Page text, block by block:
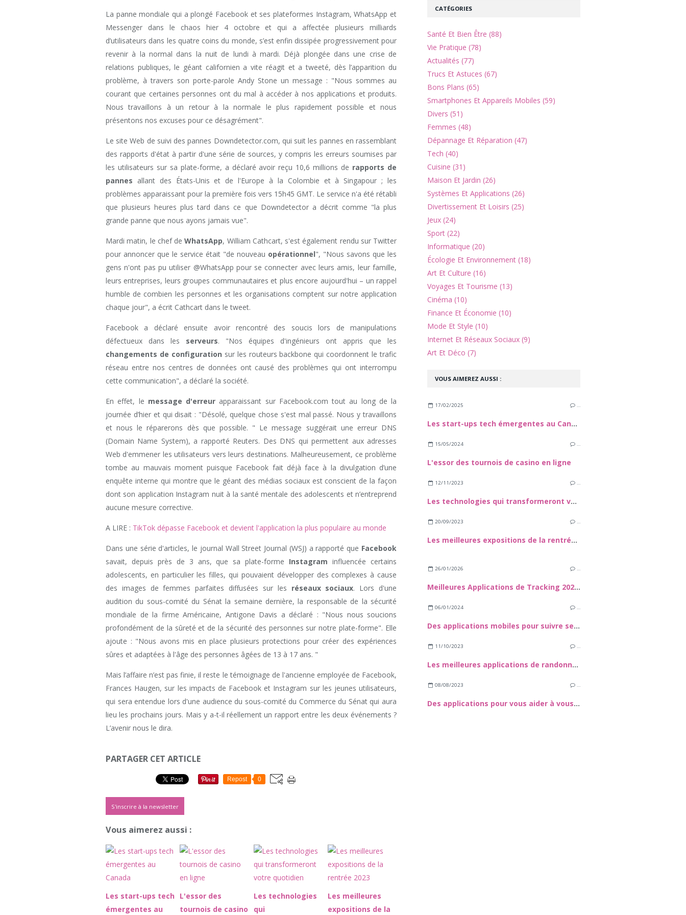
La panne mondiale qui a plongé Facebook et ses plateformes Instagram, WhatsApp et
Messenger dans le chaos hier 4 octobre et qui a affectée plusieurs milliards
d’utilisateurs dans les quatre coins du monde, s’est enfin dissipée progressivement pour
revenir à la normal dans la nuit de lundi à mardi. Déjà plongée dans une crise de
relations publiques, le géant californien a vite réagit et a tweeté, dès l’apparition du
problème, à travers son porte-parole Andy Stone un message : "Nous sommes au
courant que certaines personnes ont du mal à accéder à nos applications et produits.
Nous travaillons à un retour à la normale le plus rapidement possible et nous
présentons nos excuses pour ce désagrément".
Le site Web de suivi des pannes Downdetector.com, qui suit les pannes en rassemblant
des rapports d'état à partir d'une série de sources, y compris les erreurs soumises par
les utilisateurs sur sa plate-forme, a déclaré avoir reçu 10,6 millions de rapports de
pannes allant des États-Unis et de l'Europe à la Colombie et à Singapour ; les
problèmes apparaissant pour la première fois vers 15h45 GMT. Le service n'a été rétabli
que plusieurs heures plus tard dans ce que Downdetector a décrit comme "la plus
grande panne que nous ayons jamais vue".
Mardi matin, le chef deWhatsApp, William Cathcart, s'est également rendu sur Twitter
pour annoncer que le service était "de nouveau opérationnel", "Nous savons que les
gens n'ont pas pu utiliser @WhatsApp pour se connecter avec leurs amis, leur famille,
leurs entreprises, leurs groupes communautaires et plus encore aujourd'hui – un rappel
humble de combien les personnes et les organisations comptent sur notre application
chaque jour", a écrit Cathcart dans le tweet.
Facebook a déclaré ensuite avoir rencontré des soucis lors de manipulations
défectueux dans les serveurs. "Nos équipes d'ingénieurs ont appris que les
changements de configuration sur les routeurs backbone qui coordonnent le trafic
réseau entre nos centres de données ont causé des problèmes qui ont interrompu
cette communication", a déclaré la société.
En effet, le message d'erreur apparaissant sur Facebook.com tout au long de la
journée d’hier et qui disait : "Désolé, quelque chose s'est mal passé. Nous y travaillons
et nous le réparerons dès que possible. " Le message suggérait une erreur DNS
(Domain Name System), a rapporté Reuters. Des DNS qui permettent aux adresses
Web d'emmener les utilisateurs vers leurs destinations. Malheureusement, ce problème
tombe au mauvais moment puisque Facebook fait déjà face à la divulgation d’une
enquête interne qui montre que le géant des médias sociaux est conscient de la façon
dont son application Instagram nuit à la santé mentale des adolescents et n’entreprend
aucune mesure corrective.
A LIRE : TikTok dépasse Facebook et devient l'application la plus populaire au monde
Dans une série d'articles, le journal Wall Street Journal (WSJ) a rapporté que Facebook
savait, depuis près de 3 ans, que sa plate-forme Instagram influencée certains
adolescents, en particulier les filles, qui pouvaient développer des complexes à cause
des images de femmes parfaites diffusées sur les réseaux sociaux. Lors d'une
audition du sous-comité du Sénat la semaine dernière, la responsable de la sécurité
mondiale de la firme Américaine, Antigone Davis a déclaré : "Nous nous soucions
profondément de la sûreté et de la sécurité des personnes sur notre plate-forme". Elle
ajoute : "Nous avons mis en place plusieurs protections pour créer des expériences
sûres et adaptées à l'âge des personnes âgées de 13 à 17 ans. "
Mais l’affaire n’est pas finie, il reste le témoignage de l'ancienne employée de Facebook,
Frances Haugen, sur les impacts de Facebook et Instagram sur les jeunes utilisateurs,
qui sera entendue lors d'une audience du sous-comité du Commerce du Sénat qui aura
lieu les prochains jours. Mais y a-t-il réellement un rapport entre les deux événements ?
L’avenir nous le dira.
PARTAGER CET ARTICLE
Repost 0
S'inscrire à la newsletter
Vous aimerez aussi :
Les start-ups tech
émergentes au
L'essor des
tournois de casino
Les technologies
qui
Les meilleures
expositions de la
VOUS AIMEREZ AUSSI :
17/02/2025 …
Les start-ups tech émergentes au Canada
15/05/2024 …
L'essor des tournois de casino en ligne
12/11/2023 …
Les technologies qui transformeront votre quotidien
20/09/2023 …
Les meilleures expositions de la rentrée 2023
26/01/2026 …
Meilleures Applications de Tracking 2026 : Comment sécuuriser vos proches et vos appareils
06/01/2024 …
Des applications mobiles pour suivre ses règles
11/10/2023 …
Les meilleures applications de randonnées pédestres
08/08/2023 …
Des applications pour vous aider à vous habiller et à rester à la mode
CATÉGORIES
Santé Et Bien Être (88)
Vie Pratique (78)
Actualités (77)
Trucs Et Astuces (67)
Bons Plans (65)
Smartphones Et Appareils Mobiles (59)
Divers (51)
Femmes (48)
Dépannage Et Réparation (47)
Tech (40)
Cuisine (31)
Maison Et Jardin (26)
Systèmes Et Applications (26)
Divertissement Et Loisirs (25)
Jeux (24)
Sport (22)
Informatique (20)
Écologie Et Environnement (18)
Art Et Culture (16)
Voyages Et Tourisme (13)
Cinéma (10)
Finance Et Économie (10)
Mode Et Style (10)
Internet Et Réseaux Sociaux (9)
Art Et Déco (7)